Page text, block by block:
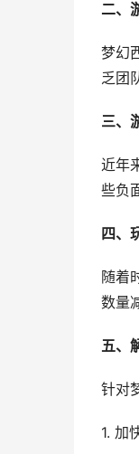
二、
梦幻
乏团
三、
近年
些负
四、
随着
数量
五、
针对
1. 加